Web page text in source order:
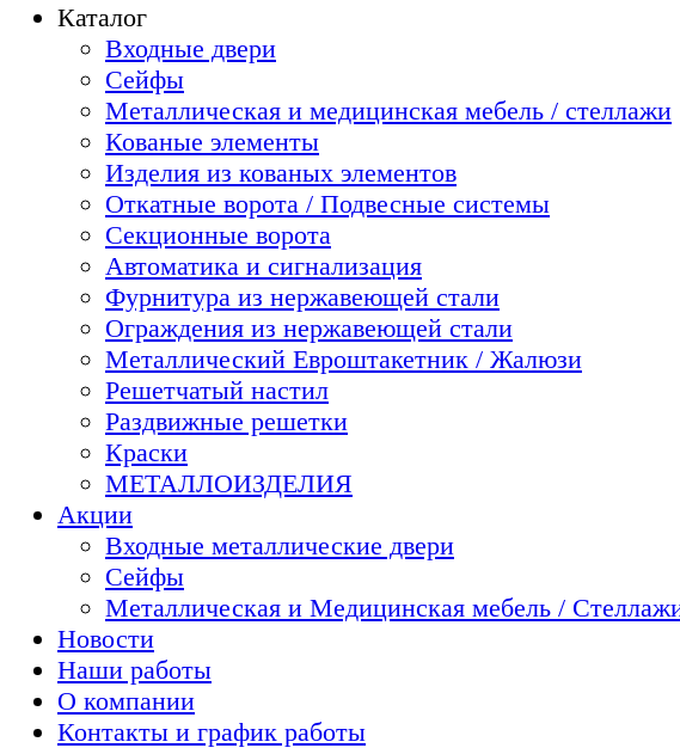
Каталог
Входные двери
Сейфы
Металлическая и медицинская мебель / стеллажи
Кованые элементы
Изделия из кованых элементов
Откатные ворота / Подвесные системы
Секционные ворота
Автоматика и сигнализация
Фурнитура из нержавеющей стали
Ограждения из нержавеющей стали
Металлический Евроштакетник / Жалюзи
Решетчатый настил
Раздвижные решетки
Краски
МЕТАЛЛОИЗДЕЛИЯ
Акции
Входные металлические двери
Сейфы
Металлическая и Медицинская мебель /
Новости
Наши работы
О компании
Контакты и график работы